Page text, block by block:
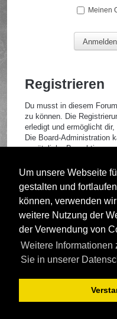
Um unsere Webseite
gestalten und
können, verwenden
weitere Nutzung der
der Verwendung von
Weitere Informationen
Sie in unserer
Meinen
Registrieren
Du musst in diesem
zu können. Die
erledigt und ermöglicht
Die Board-Administration
zusätzliche
Nutzungsbedingungen
du dich registrierst. Bitte
Forenregeln, wenn du
Nutzungsbedingungen|
Registrieren
Foren-Übersicht
Deutsche